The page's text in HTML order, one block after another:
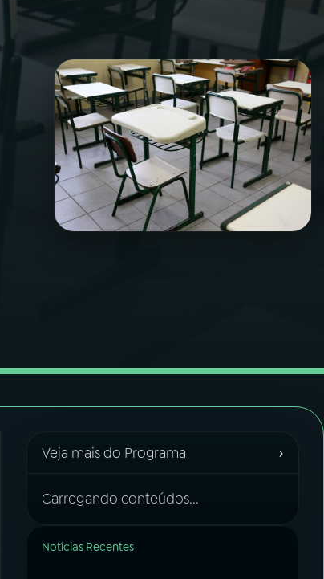
Veja mais do Programa ›
Carregando conteúdos...
Notícias Recentes